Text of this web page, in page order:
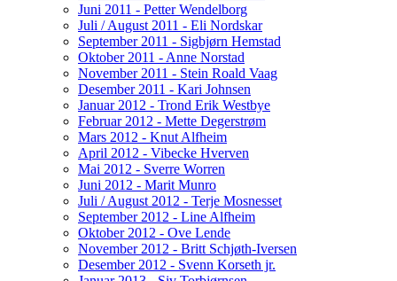
Juni 2011 - Petter Wendelborg
Juli / August 2011 - Eli Nordskar
September 2011 - Sigbjørn Hemstad
Oktober 2011 - Anne Norstad
November 2011 - Stein Roald Vaag
Desember 2011 - Kari Johnsen
Januar 2012 - Trond Erik Westbye
Februar 2012 - Mette Degerstrøm
Mars 2012 - Knut Alfheim
April 2012 - Vibecke Hverven
Mai 2012 - Sverre Worren
Juni 2012 - Marit Munro
Juli / August 2012 - Terje Mosnesset
September 2012 - Line Alfheim
Oktober 2012 - Ove Lende
November 2012 - Britt Schjøth-Iversen
Desember 2012 - Svenn Korseth jr.